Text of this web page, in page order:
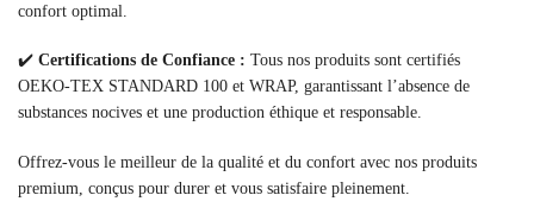
confort optimal.
✔️ Certifications de Confiance : Tous nos produits sont certifiés
OEKO-TEX STANDARD 100 et WRAP, garantissant l’absence de
substances nocives et une production éthique et responsable.
Offrez-vous le meilleur de la qualité et du confort avec nos produits
premium, conçus pour durer et vous satisfaire pleinement.